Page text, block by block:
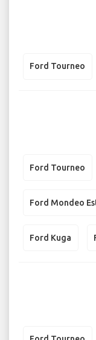
Ford Tourneo
Ford Tourneo
Ford Mondeo
Ford Kuga